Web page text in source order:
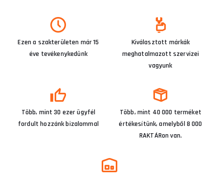
Ezen a szakterületen már 15
éve tevékenykedünk
Kiválasztott márkák
meghatalmazott szervizei
vagyunk
Több, mint 30 ezer ügyfél
fordult hozzánk bizalommal
Több, mint 40 000 terméket
értékesítünk, amelyből 8 000
RAKTÁRon van.